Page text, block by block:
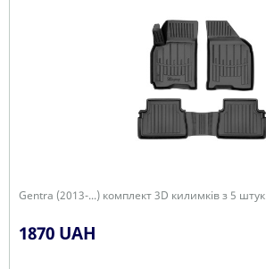
Gentra (2013-...) комплект 3D килимків з 5 штук
1870 UAH